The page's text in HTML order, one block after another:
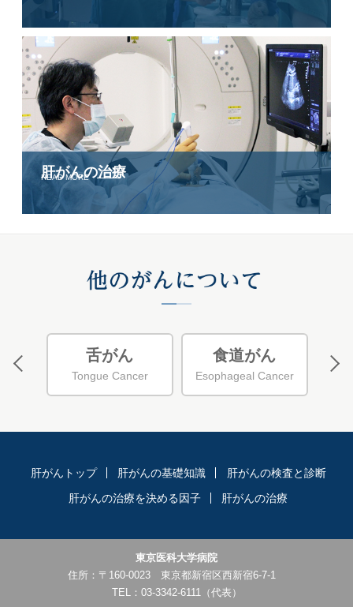
肝がんの治療
READ MORE
談
院）
舌がん
Tongue Cancer
食道がん
Esophageal Cancer
肝がんトップ 肝がんの基礎知識
肝がんの検査と診断
肝がんの治療を決める因子
肝がんの治療
東京医科大学病院
住所：〒160-0023 東京都新宿区西新宿6-7-1
TEL： 03-3342-6111（代表）